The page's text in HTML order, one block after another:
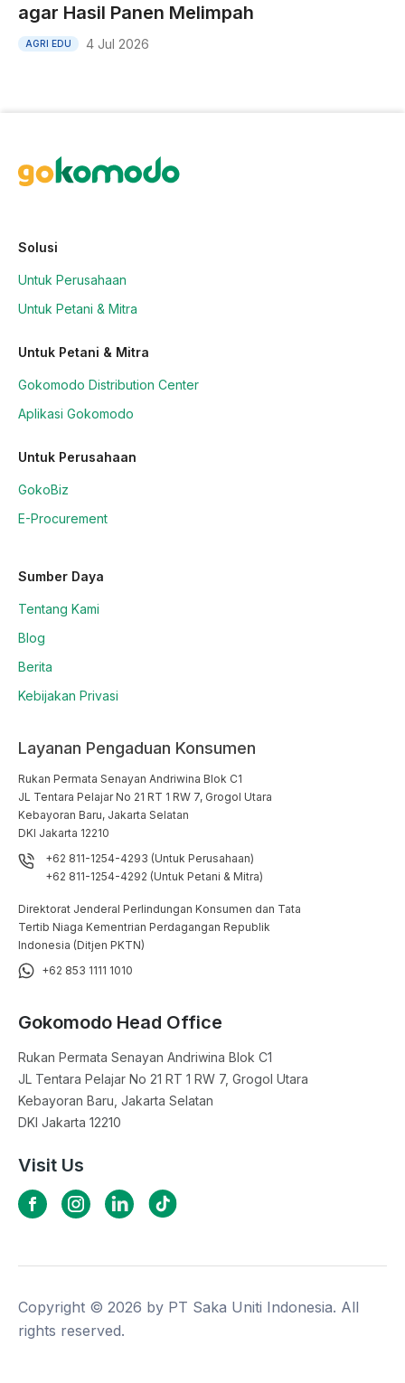
agar Hasil Panen Melimpah
AGRI EDU 4 Jul 2026
Solusi
Untuk Perusahaan
Untuk Petani & Mitra
Untuk Petani & Mitra
Gokomodo Distribution Center
Aplikasi Gokomodo
Untuk Perusahaan
GokoBiz
E-Procurement
Sumber Daya
Tentang Kami
Blog
Berita
Kebijakan Privasi
Layanan Pengaduan Konsumen
Rukan Permata Senayan Andriwina Blok C1
JL Tentara Pelajar No 21 RT 1 RW 7, Grogol Utara
Kebayoran Baru, Jakarta Selatan
DKI Jakarta 12210
+62 811-1254-4293 (Untuk Perusahaan)
+62 811-1254-4292 (Untuk Petani & Mitra)
Direktorat Jenderal Perlindungan Konsumen dan Tata
Tertib Niaga Kementrian Perdagangan Republik
Indonesia (Ditjen PKTN)
+62 853 1111 1010
Gokomodo Head Office
Rukan Permata Senayan Andriwina Blok C1
JL Tentara Pelajar No 21 RT 1 RW 7, Grogol Utara
Kebayoran Baru, Jakarta Selatan
DKI Jakarta 12210
Visit Us
Copyright © 2026 by PT Saka Uniti Indonesia. All
rights reserved.